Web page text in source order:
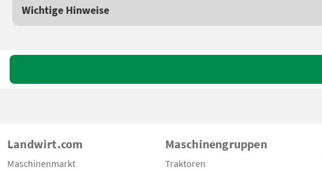
Wichtige Hinweise
Landwirt.com
Maschinenmarkt
Maschinengruppen
Traktoren